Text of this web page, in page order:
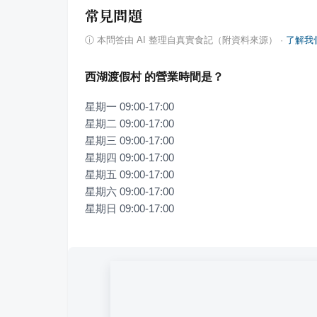
常見問題
ⓘ 本問答由 AI 整理自真實食記（附資料來源） · 了解我
西湖渡假村 的營業時間是？
星期一 09:00-17:00
星期二 09:00-17:00
星期三 09:00-17:00
星期四 09:00-17:00
星期五 09:00-17:00
星期六 09:00-17:00
星期日 09:00-17:00